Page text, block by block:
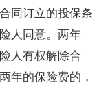
同订立的投保条
人同意。两年
人有权解除合
年的保险费的，